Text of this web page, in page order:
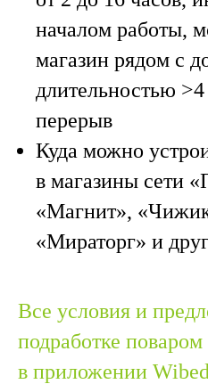
началом работы,
магазин рядом с
длительностью >4
перерыв
Куда можно
в магазины сети
«Магнит»,
«Мираторг» и
Все условия и
подработке поваром
в приложении